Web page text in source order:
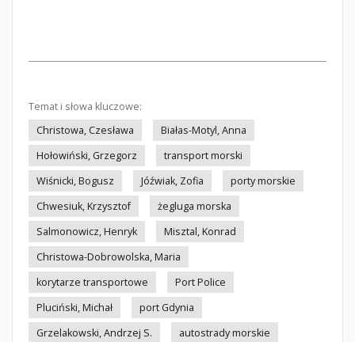
Temat i słowa kluczowe:
Christowa, Czesława
Białas-Motyl, Anna
Hołowiński, Grzegorz
transport morski
Wiśnicki, Bogusz
Jóźwiak, Zofia
porty morskie
Chwesiuk, Krzysztof
żegluga morska
Salmonowicz, Henryk
Misztal, Konrad
Christowa-Dobrowolska, Maria
korytarze transportowe
Port Police
Pluciński, Michał
port Gdynia
Grzelakowski, Andrzej S.
autostrady morskie